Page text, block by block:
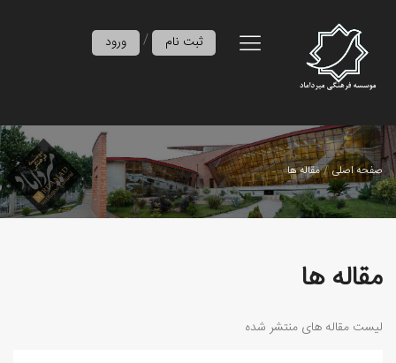
ورود / ثبت نام
صفحه اصلی مقاله ها
مقاله ها
لیست مقاله های منتشر شده